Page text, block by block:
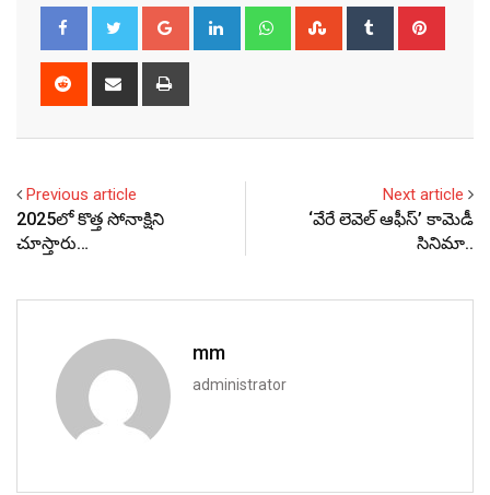
Google+ LinkedIn WhatsappStumbleUpon
Tumblr
Reddit
Share
Previous article
2025లో కొత్త సోనాక్షిని
చూస్తారు…
Next article
‘వేరే లెవెల్‌ ఆఫీస్‌’ కామెడీ
సినిమా..
mm
administrator